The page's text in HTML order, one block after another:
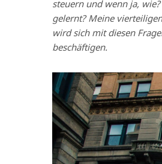
steuern und wenn ja,
gelernt? Meine
wird sich mit diesen
beschäftigen.